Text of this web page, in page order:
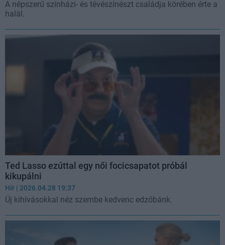
A népszerű színházi- és tévészínészt családja körében érte a
halál.
Ted Lasso ezúttal egy női focicsapatot próbál
kikupálni
Hír | 2026.04.28 19:37
Új kihívásokkal néz szembe kedvenc edzőbánk.